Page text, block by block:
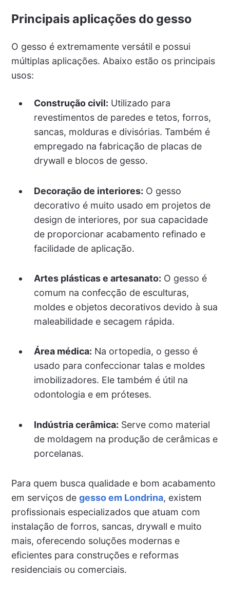
Principais aplicações do gesso
O gesso é extremamente versátil e possui
múltiplas aplicações. Abaixo estão os principais
usos:
Construção civil: Utilizado para
revestimentos de paredes e tetos, forros,
sancas, molduras e divisórias. Também é
empregado na fabricação de placas de
drywall e blocos de gesso.
Decoração de interiores: O gesso
decorativo é muito usado em projetos de
design de interiores, por sua capacidade
de proporcionar acabamento refinado e
facilidade de aplicação.
Artes plásticas e artesanato: O gesso é
comum na confecção de esculturas,
moldes e objetos decorativos devido à sua
maleabilidade e secagem rápida.
Área médica: Na ortopedia, o gesso é
usado para confeccionar talas e moldes
imobilizadores. Ele também é útil na
odontologia e em próteses.
Indústria cerâmica: Serve como material
de moldagem na produção de cerâmicas e
porcelanas.
Para quem busca qualidade e bom acabamento
em serviços de gesso em Londrina, existem
profissionais especializados que atuam com
instalação de forros, sancas, drywall e muito
mais, oferecendo soluções modernas e
eficientes para construções e reformas
residenciais ou comerciais.